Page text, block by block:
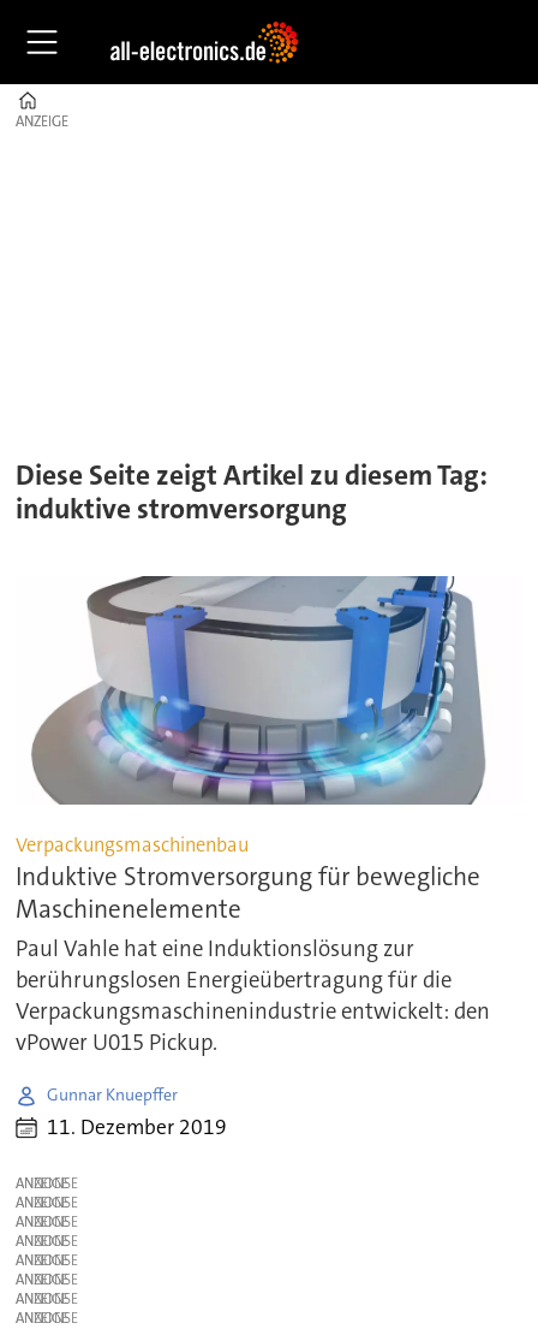
ANZEIGE
ANZEIGE
Diese Seite zeigt Artikel zu diesem Tag:
induktive stromversorgung
Verpackungsmaschinenbau
Induktive Stromversorgung für bewegliche
Maschinenelemente
Paul Vahle hat eine Induktionslösung zur
berührungslosen Energieübertragung für die
Verpackungsmaschinenindustrie entwickelt: den
vPower U015 Pickup.
Gunnar Knuepffer
11. Dezember 2019
ANZEIGE
ANZEIGE
ANZEIGE
ANZEIGE
ANZEIGE
ANZEIGE
ANZEIGE
ANZEIGE